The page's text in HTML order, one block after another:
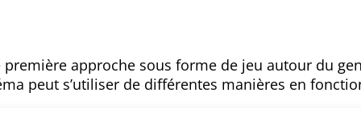
approche sous forme de jeu autour du
peut s’utiliser de différentes manières en